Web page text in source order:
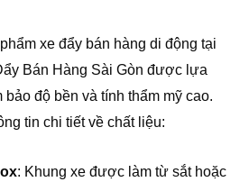
xe đẩy bán hàng di động tại
Bán Hàng Sài Gòn được lựa
độ bền và tính thẩm mỹ cao.
tin chi tiết về chất liệu:
: Khung xe được làm từ sắt hoặc